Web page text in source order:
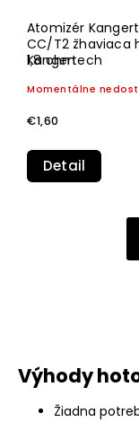
Atomizér
CC/T2 žhaviaca
1,8 ohm
Kangertech
Momentálne
€1,60
Detail
Výhody
Žiadna